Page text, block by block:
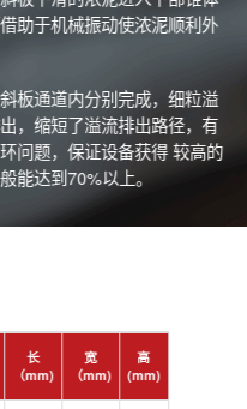
助于机械振动使浓泥顺利外
板通道内分别完成，细粒溢
，缩短了溢流排出路径，有
问题，保证设备获得 较高的
能达到70%以上。
长
（mm)
宽
（mm)
高
(mm)